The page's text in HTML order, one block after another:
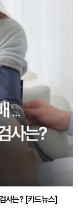
사는? [카드뉴스]
양제 [카드뉴스]